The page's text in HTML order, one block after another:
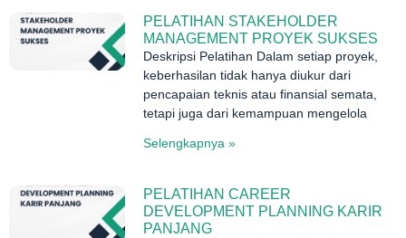
PELATIHAN STAKEHOLDER
MANAGEMENT PROYEK SUKSES
Deskripsi Pelatihan Dalam setiap proyek,
keberhasilan tidak hanya diukur dari
pencapaian teknis atau finansial semata,
tetapi juga dari kemampuan mengelola
Selengkapnya »
PELATIHAN CAREER
DEVELOPMENT PLANNING KARIR
PANJANG